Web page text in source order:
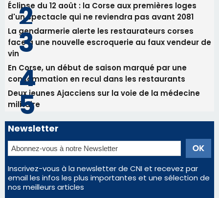
Éclipse du 12 août : la Corse aux premières loges
d'un spectacle qui ne reviendra pas avant 2081
La gendarmerie alerte les restaurateurs corses
face à une nouvelle escroquerie au faux vendeur de
vin
En Corse, un début de saison marqué par une
consommation en recul dans les restaurants
Deux jeunes Ajacciens sur la voie de la médecine
militaire
Newsletter
Inscrivez-vous à la newsletter de CNI et recevez par
email les infos les plus importantes et une sélection de
nos meilleurs articles